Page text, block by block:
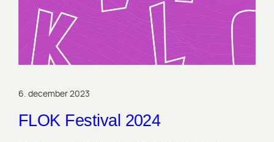
6. december 2023
FLOK Festival 2024